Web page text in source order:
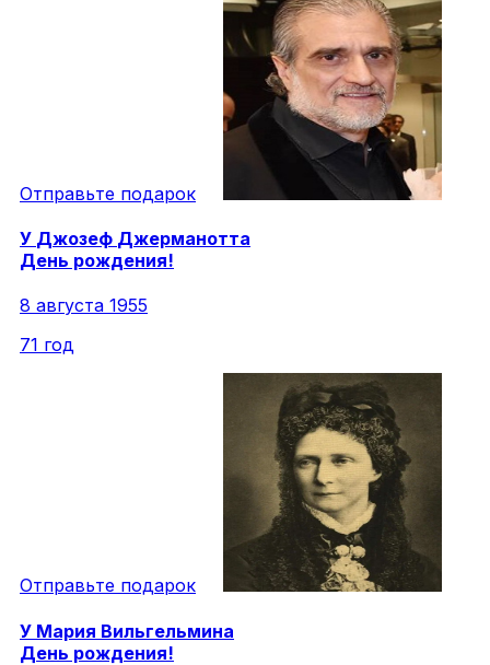
Отправьте подарок
У Джозеф Джерманотта
День рождения!
8 августа 1955
71 год
Отправьте подарок
У Мария Вильгельмина
День рождения!